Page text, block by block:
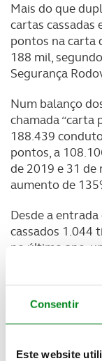
Consentir
Este website
Mais do que
cartas cassadas
pontos na carta
188 mil,
Segurança
Num balanço
chamada “carta
188.439
pontos, a
de 2019 e 31 de
aumento de
Desde a
cassados 1.044
no último ano,
número
Isto –
títulos de